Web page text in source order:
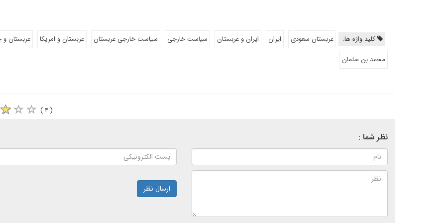
کلید واژه ها: عربستان سعودی ایران ایران و عربستان سیاست خارجی سیاست خارجی عربستان عربستان و امریکا
عربستان
محمد بن سلمان
( ۴ )
نظر شما :
ارسال نظر